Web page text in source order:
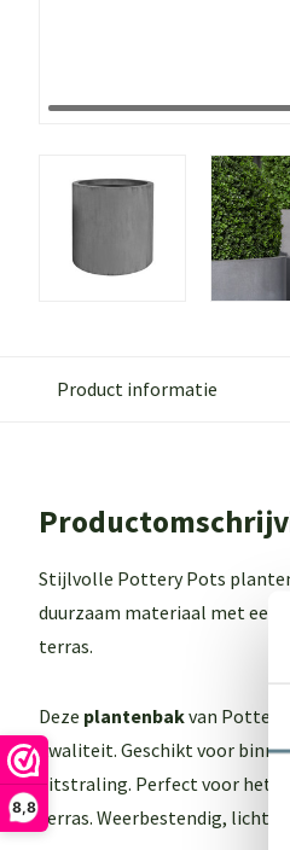
8,8
Product informatie
Stijlvolle Pottery Pots
duurzaam materiaal met een
terras.
Deze plantenbakvan Pottery
kwaliteit. Geschikt voor
uitstraling. Perfect voor het
terras. Weerbestendig, licht